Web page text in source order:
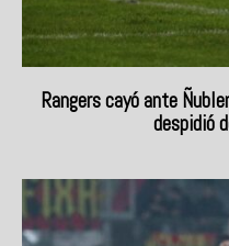
Rangers cayó ante
despidió